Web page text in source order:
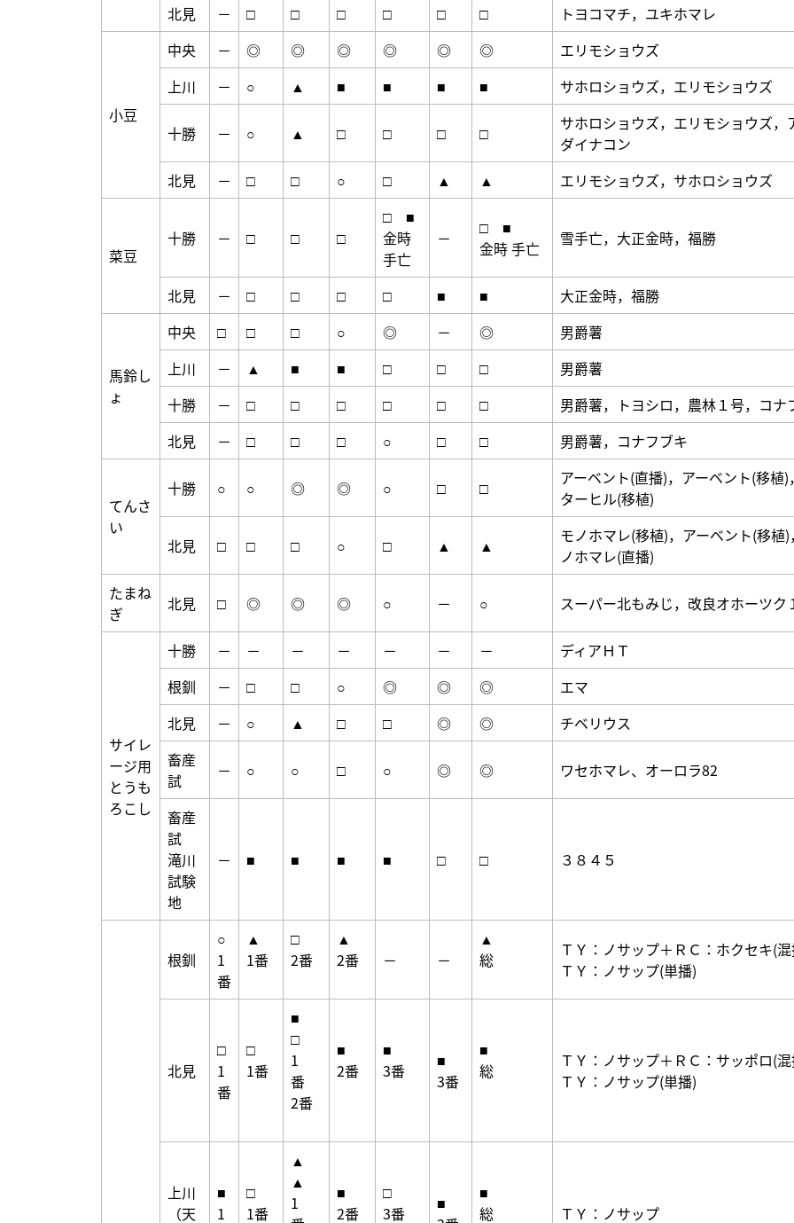
北見
－ □ □ □ □ □ □ トヨコマチ，ユキホマレ
小豆
中央 － ◎ ◎ ◎ ◎ ◎ ◎
エリモショウズ
上川
－ ○ ▲ ■ ■ ■ ■ サホロショウズ，エリモショウズ
十勝 － ○ ▲ □ □ □ □
サホロショウズ，エリモショウズ，
ダイナコン
北見
－ □ □ ○ □ ▲ ▲ エリモショウズ，サホロショウズ
菜豆
十勝 － □ □ □
□ ■
金時
手亡
－
□ ■
金時 手亡
雪手亡，大正金時，福勝
北見 － □ □ □ □ ■ ■ 大正金時，福勝
馬鈴し
ょ
中央 □ □ □ ○ ◎ － ◎
男爵薯
上川
－ ▲ ■ ■ □ □ □
男爵薯
十勝
－ □ □ □ □ □ □
男爵薯，トヨシロ，農林１号，コナ
北見
－ □ □ □ ○ □ □ 男爵薯，コナフブキ
てんさ
い
十勝 ○ ○ ◎ ◎ ○ □ □
アーベント(直播)，アーベント(移植)
ターヒル(移植)
北見 □ □ □ ○ □ ▲ ▲
モノホマレ(移植)，アーベント(移植)
ノホマレ(直播)
たまね
ぎ
北見 □ ◎ ◎ ◎ ○ － ○ スーパー北もみじ，改良オホーツク
サイレ
ージ用
とうも
ろこし
十勝 － － － － － － －
ディアＨＴ
根釧
－ □ □ ○ ◎ ◎ ◎
エマ
北見
－ ○ ▲ □ □ ◎ ◎
チベリウス
畜産
試
－ ○ ○ □ ○ ◎ ◎ ワセホマレ、オーロラ82
畜産
試
滝川
試験
地
－ ■ ■ ■ ■ □ □ ３８４５
根釧
○
1
番
▲
1番
□
2番
▲
2番
－ －
▲
総
ＴＹ：ノサップ＋ＲＣ：ホクセキ(混
ＴＹ：ノサップ(単播)
北見
□
1
番
□
1番
■
□
1
番
2番
■
2番
■
3番
■
3番
■
総
ＴＹ：ノサップ＋ＲＣ：サッポロ(混
ＴＹ：ノサップ(単播)
上川
（天
■
1
□
1番
▲
▲
1
■
2番
□
3番
■
■
総
ＴＹ：ノサップ